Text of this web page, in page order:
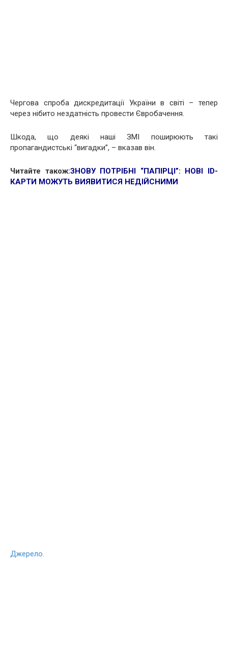
Чергова спроба дискредитації України в світі – тепер
через нібито нездатність провести Євробачення.
Шкода, що деякі наші ЗМІ поширюють такі
пропагандистські “вигадки”, – вказав він.
Читайте також:ЗНОВУ ПОТРІБНІ “ПАПІРЦІ”: НОВІ ID-
КАРТИ МОЖУТЬ ВИЯВИТИСЯ НЕДІЙСНИМИ
Джерело.